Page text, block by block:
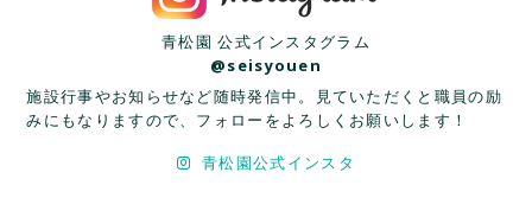
青松園 公式インスタグラム
@seisyouen
施設行事やお知らせなど随時発信中。見ていただくと職員の励
みにもなりますので、フォローをよろしくお願いします！
青松園公式インスタ